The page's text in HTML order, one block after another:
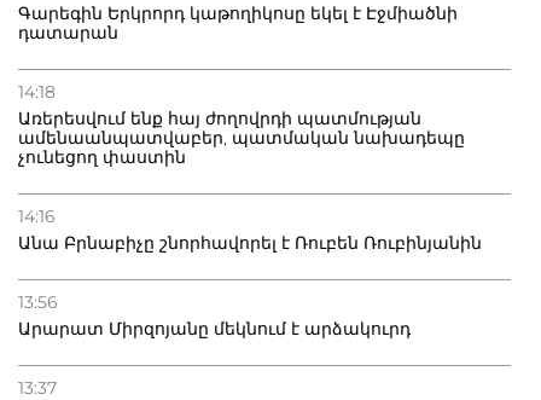
Գարեգին Երկրորդ կաթողիկոսը եկել է Էջմիածնի
դատարան
14:18
Առերեսվում ենք հայ ժողովրդի պատմության
ամենաանպատվաբեր, պատմական նախադեպը
չունեցող փաստին
14:16
Անա Բրնաբիչը շնորհավորել է Ռուբեն Ռուբինյանին
13:56
Արարատ Միրզոյանը մեկնում է արձակուրդ
13:37